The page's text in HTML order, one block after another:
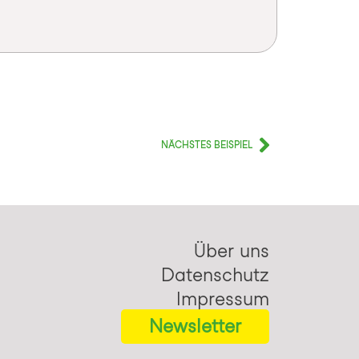
NÄCHSTES BEISPIEL
Über uns
Datenschutz
Impressum
Newsletter